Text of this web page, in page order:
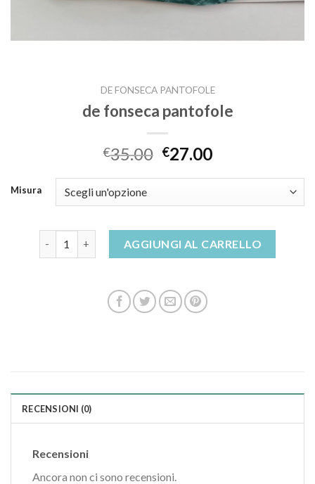
DE FONSECA PANTOFOLE
de fonseca pantofole
€35.00 €27.00
Misura
AGGIUNGI AL CARRELLO
RECENSIONI (0)
Recensioni
Ancora non ci sono recensioni.